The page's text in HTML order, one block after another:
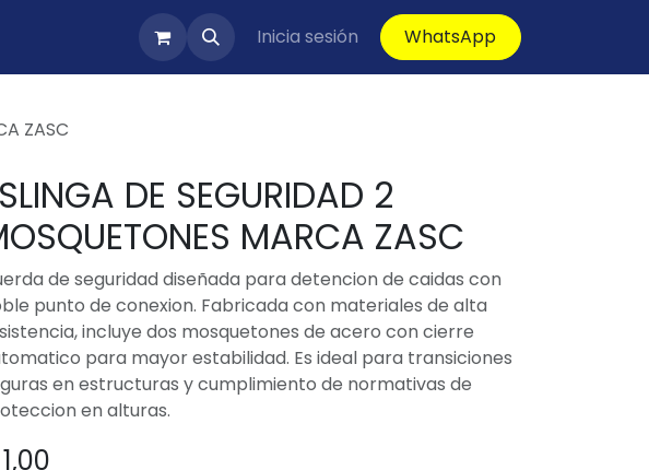
Inicia sesión WhatsApp
ZASC
DE SEGURIDAD 2
MARCA ZASC
de seguridad diseñada para detencion de caidas con
punto de conexion. Fabricada con materiales de alta
incluye dos mosquetones de acero con cierre
para mayor estabilidad. Es ideal para transiciones
en estructuras y cumplimiento de normativas de
en alturas.
1,00